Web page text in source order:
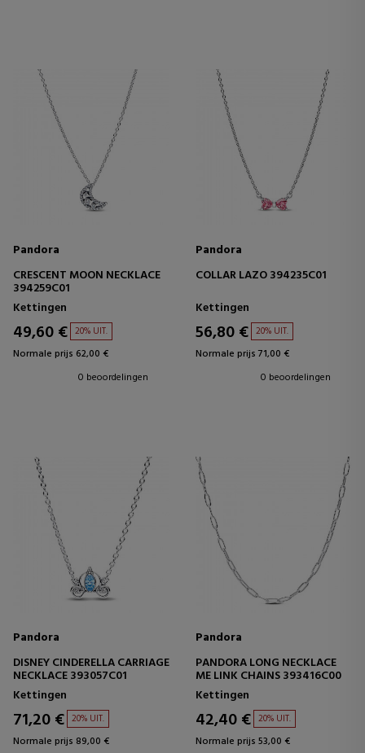
Pandora
CRESCENT MOON NECKLACE
394259C01
Kettingen
49,60 € 20% UIT.
Normale prijs 62,00 €
0 beoordelingen
Pandora
COLLAR LAZO 394235C01
Kettingen
56,80 € 20% UIT.
Normale prijs 71,00 €
0 beoordelingen
Pandora
DISNEY CINDERELLA CARRIAGE
NECKLACE 393057C01
Kettingen
71,20 € 20% UIT.
Normale prijs 89,00 €
Pandora
PANDORA LONG NECKLACE
ME LINK CHAINS 393416C00
Kettingen
42,40 € 20% UIT.
Normale prijs 53,00 €